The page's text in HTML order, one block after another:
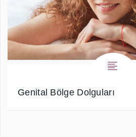
Genital Bölge Dolguları